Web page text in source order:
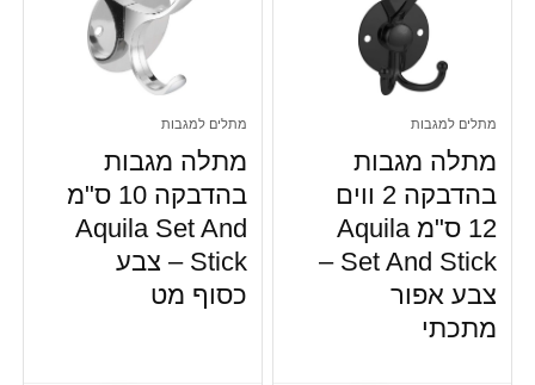
מתלים למגבות
מתלה מגבות
בהדבקה 2 ווים
12 ס"מ Aquila
Set And Stick –
צבע אפור
מתכתי
מתלים למגבות
מתלה מגבות
בהדבקה 10 ס"מ
Aquila Set And
Stick – צבע
כסוף מט